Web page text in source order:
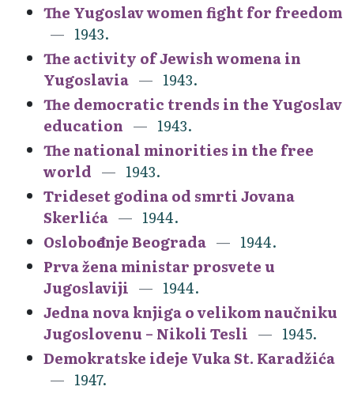
The Yugoslav women fight for freedom
1943.
The activity of Jewish womena in
Yugoslavia
1943.
The democratic trends in the Yugoslav
education
1943.
The national minorities in the free
world
1943.
Trideset godina od smrti Jovana
Skerlića
1944.
Oslobođenje Beograda
1944.
Prva žena ministar prosvete u
Jugoslaviji
1944.
Jedna nova knjiga o velikom naučniku
Jugoslovenu – Nikoli Tesli
1945.
Demokratske ideje Vuka St. Karadžića
1947.